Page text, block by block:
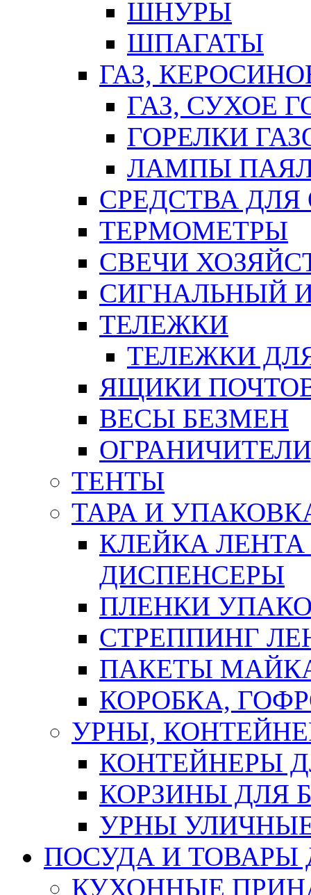
ШНУРЫ
ШПАГАТЫ
ГАЗ,
ГАЗ, СУХОЕ
ГОРЕЛКИ
ЛАМПЫ
СРЕДСТВА
ТЕРМОМЕТРЫ
СВЕЧИ
СИГНАЛЬНЫЙ
ТЕЛЕЖКИ
ТЕЛЕЖКИ
ЯЩИКИ
ВЕСЫ БЕЗМЕН
ТЕНТЫ
ТАРА И
КЛЕЙКА
ДИСПЕНСЕРЫ
ПЛЕНКИ
СТРЕППИНГ
ПАКЕТЫ
КОРОБКА,
УРНЫ,
КОНТЕЙНЕРЫ
КОРЗИНЫ ДЛЯ
УРНЫ
ПОСУДА И ТОВАРЫ
КУХОННЫЕ